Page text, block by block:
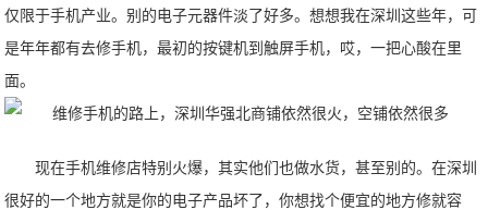
仅限于手机产业。别的电子元器件淡了好多。想想我在深圳这些年，可
是年年都有去修手机，最初的按键机到触屏手机，哎，一把心酸在里
面。
现在手机维修店特别火爆，其实他们也做水货，甚至别的。在深圳
很好的一个地方就是你的电子产品坏了，你想找个便宜的地方修就容